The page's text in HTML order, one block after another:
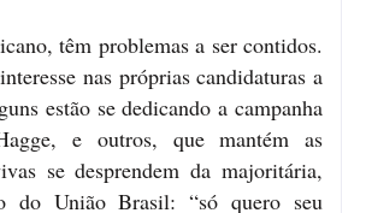
têm problemas a ser contidos.
nas próprias candidaturas a
estão se dedicando a campanha
e outros, que mantém as
se desprendem da majoritária,
do União Brasil: “só quero seu